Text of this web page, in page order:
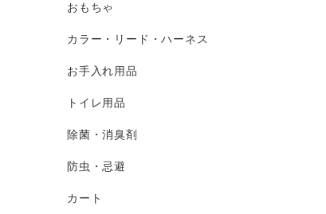
おもちゃ
カラー・リード・ハーネス
お手入れ用品
トイレ用品
除菌・消臭剤
防虫・忌避
カート